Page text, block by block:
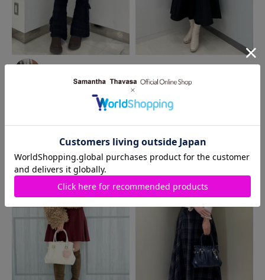
Samantha Thavasa 天神地
a♡
2026.01.24
MIKI